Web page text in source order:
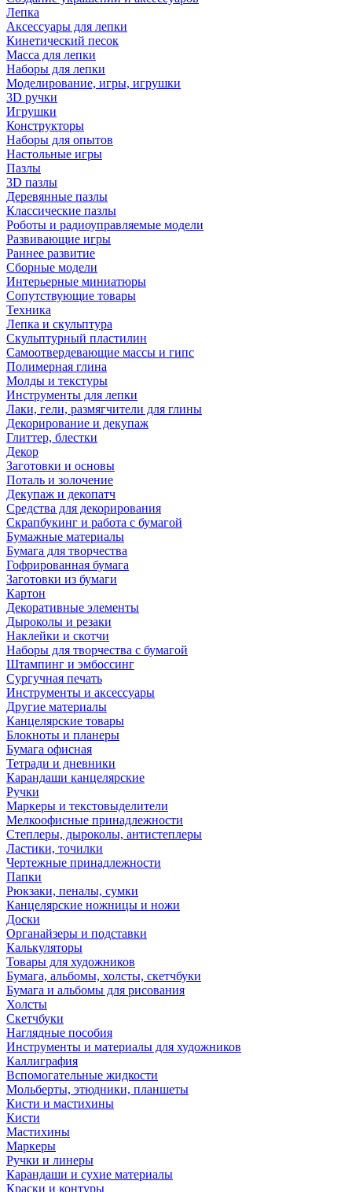
Лепка
Аксессуары для лепки
Кинетический песок
Масса для лепки
Наборы для лепки
Моделирование, игры, игрушки
3D ручки
Игрушки
Конструкторы
Наборы для опытов
Настольные игры
Пазлы
3D пазлы
Деревянные пазлы
Классические пазлы
Роботы и радиоуправляемые модели
Развивающие игры
Раннее развитие
Сборные модели
Интерьерные миниатюры
Сопутствующие товары
Техника
Лепка и скульптура
Скульптурный пластилин
Самоотвердевающие массы и гипс
Полимерная глина
Молды и текстуры
Инструменты для лепки
Лаки, гели, размягчители для глины
Декорирование и декупаж
Глиттер, блестки
Декор
Заготовки и основы
Поталь и золочение
Декупаж и декопатч
Средства для декорирования
Скрапбукинг и работа с бумагой
Бумажные материалы
Бумага для творчества
Гофрированная бумага
Заготовки из бумаги
Картон
Декоративные элементы
Дыроколы и резаки
Наклейки и скотчи
Наборы для творчества с бумагой
Штампинг и эмбоссинг
Сургучная печать
Инструменты и аксессуары
Другие материалы
Канцелярские товары
Блокноты и планеры
Бумага офисная
Тетради и дневники
Карандаши канцелярские
Ручки
Маркеры и текстовыделители
Мелкоофисные принадлежности
Степлеры, дыроколы, антистеплеры
Ластики, точилки
Чертежные принадлежности
Папки
Рюкзаки, пеналы, сумки
Канцелярские ножницы и ножи
Доски
Органайзеры и подставки
Калькуляторы
Товары для художников
Бумага, альбомы, холсты, скетчбуки
Бумага и альбомы для рисования
Холсты
Скетчбуки
Наглядные пособия
Инструменты и материалы для художников
Каллиграфия
Вспомогательные жидкости
Мольберты, этюдники, планшеты
Кисти и мастихины
Кисти
Мастихины
Маркеры
Ручки и линеры
Карандаши и сухие материалы
Краски и контуры